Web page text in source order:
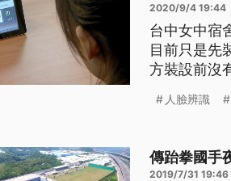
2020/9/4 19:44
台中女中宿
目前只是先
方裝設前沒
辨識系統
人臉辨識
傳跆拳國手
2019/7/31 19:46